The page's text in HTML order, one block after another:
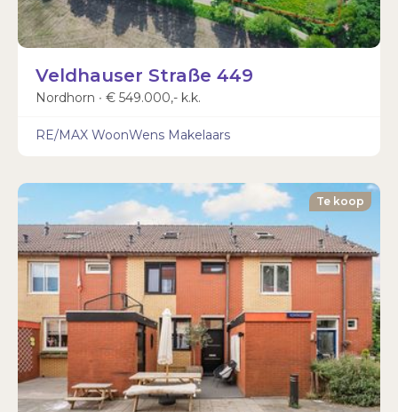
Veldhauser Straße 449
Nordhorn ∙ € 549.000,- k.k.
RE/MAX WoonWens Makelaars
Te koop